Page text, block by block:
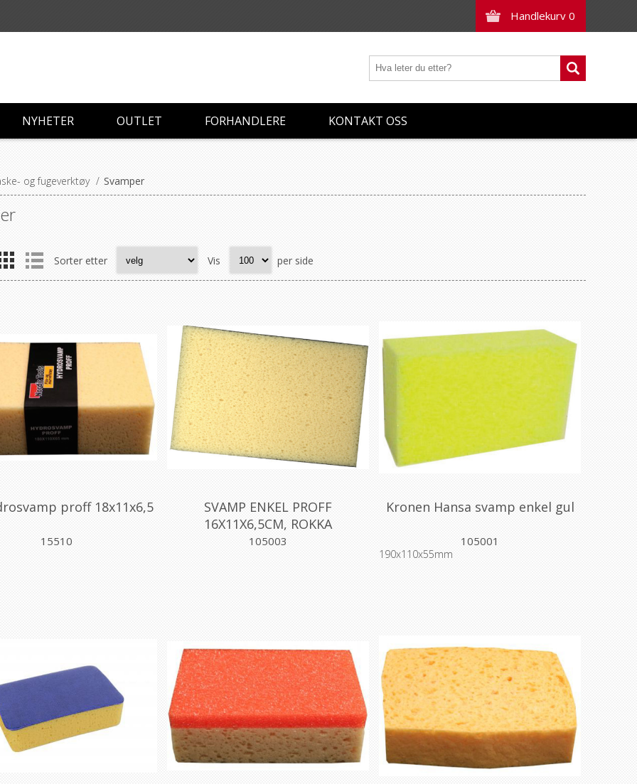
Handlekurv 0
NYHETER OUTLET FORHANDLERE KONTAKT OSS
og fugeverktøy / Svamper
Sorter etter Vis per side
proff 18x11x6,5
15510
SVAMP ENKEL PROFF
16X11X6,5CM, ROKKA
105003
Kronen Hansa svamp enkel gul
105001
190x110x55mm